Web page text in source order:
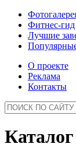
Фитнес-гид
Лучшие
О проекте
Реклама
Контакты